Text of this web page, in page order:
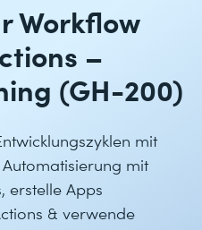
Workflow
–
(GH-200)
mit
mit
erstelle Apps
& verwende